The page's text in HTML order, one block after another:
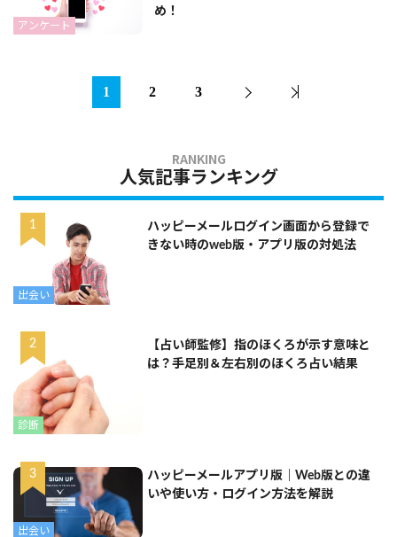
アンケート
め！
1 2 3
人気記事ランキング
出会い
ハッピーメールログイン画面から登録で
きない時のweb版・アプリ版の対処法
診断
【占い師監修】指のほくろが示す意味と
は？手足別＆左右別のほくろ占い結果
出会い
ハッピーメールアプリ版｜Web版との違
いや使い方・ログイン方法を解説